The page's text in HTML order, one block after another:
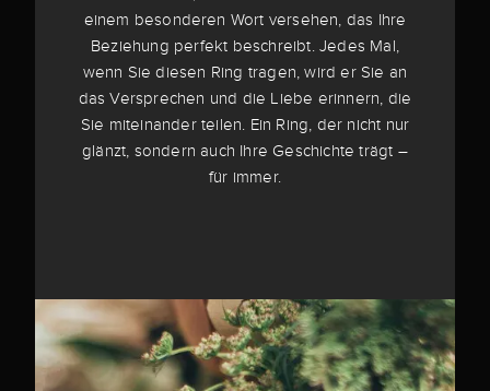
einem besonderen Wort versehen, das Ihre
Beziehung perfekt beschreibt. Jedes Mal,
wenn Sie diesen Ring tragen, wird er Sie an
das Versprechen und die Liebe erinnern, die
Sie miteinander teilen. Ein Ring, der nicht nur
glänzt, sondern auch Ihre Geschichte trägt –
für immer.